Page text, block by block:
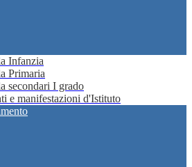
Infanzia
Primaria
secondari I grado
e manifestazioni d'Istituto